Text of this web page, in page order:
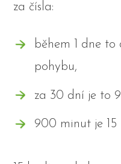
za čísla:
během 1 dne
pohybu,
za 30 dní je to
900 minut je 15